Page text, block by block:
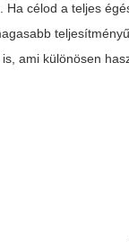
célod a teljes
ami különösen